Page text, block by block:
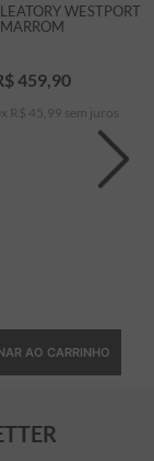
WESTPORT
MARROM
459,90
x R$ 45 99 sem juros
AO CARRINHO